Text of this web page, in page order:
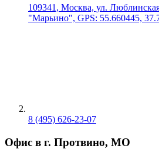
109341, Москва, ул.
"Марьино", GPS: 55.660445,
8 (495) 626-23-07
Офис в г. Протвино, МО